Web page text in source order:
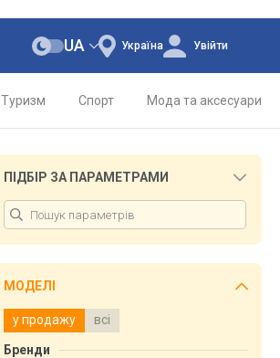
Україна
UA Увійти
Туризм Спорт Мода та аксесуари
ПІДБІР ЗА ПАРАМЕТРАМИ
МОДЕЛІ
у продажу всі
Бренди